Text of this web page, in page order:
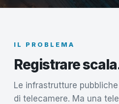
IL PROBLEMA
Registrare
Le infrastrutture
di telecamere. Ma una